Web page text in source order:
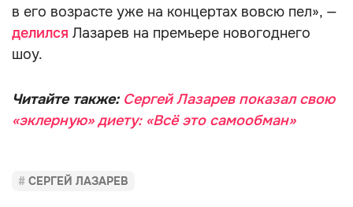
в его возрасте уже на концертах вовсю пел», —
делился Лазарев на премьере новогоднего
шоу.
Читайте также: Сергей Лазарев показал свою
«эклерную» диету: «Всё это самообман»
СЕРГЕЙ ЛАЗАРЕВ